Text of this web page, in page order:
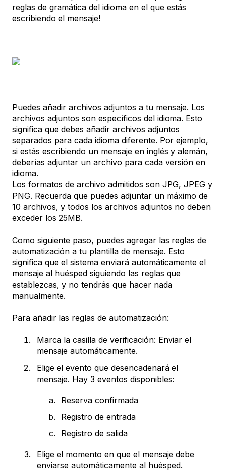
reglas de gramática del idioma en el que estás
escribiendo el mensaje!
Puedes añadir archivos adjuntos a tu mensaje. Los
archivos adjuntos son específicos del idioma. Esto
significa que debes añadir archivos adjuntos
separados para cada idioma diferente. Por ejemplo,
si estás escribiendo un mensaje en inglés y alemán,
deberías adjuntar un archivo para cada versión en
idioma.
Los formatos de archivo admitidos son JPG, JPEG y
PNG. Recuerda que puedes adjuntar un máximo de
10 archivos, y todos los archivos adjuntos no deben
exceder los 25MB.
Como siguiente paso, puedes agregar las reglas de
automatización a tu plantilla de mensaje. Esto
significa que el sistema enviará automáticamente el
mensaje al huésped siguiendo las reglas que
establezcas, y no tendrás que hacer nada
manualmente.
Para añadir las reglas de automatización:
Marca la casilla de verificación: Enviar el
mensaje automáticamente.
Elige el evento que desencadenará el
mensaje. Hay 3 eventos disponibles:
Reserva confirmada
Registro de entrada
Registro de salida
Elige el momento en que el mensaje debe
enviarse automáticamente al huésped.